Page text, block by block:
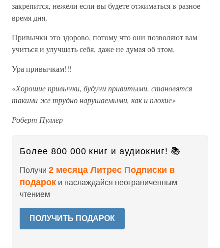
закрепится, нежели если вы будете отжиматься в разное
время дня.
Привычки это здорово, потому что они позволяют вам
учиться и улучшать себя, даже не думая об этом.
Ура привычкам!!!
«Хорошие привычки, будучи привитыми, становятся
такими же трудно нарушаемыми, как и плохие»
Роберт Пуллер
Более 800 000 книг и аудиокниг! 📚
Получи 2 месяца Литрес Подписки в
подарок и наслаждайся неограниченным
чтением
ПОЛУЧИТЬ ПОДАРОК